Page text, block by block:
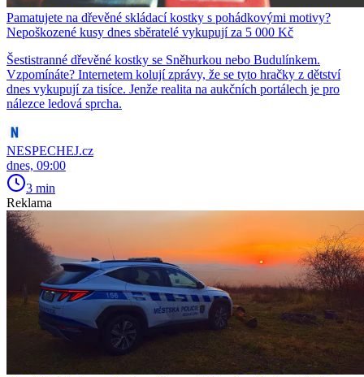
Pamatujete na dřevěné skládací kostky s pohádkovými motivy?
Nepoškozené kusy dnes sběratelé vykupují za 5 000 Kč
Šestistranné dřevěné kostky se Sněhurkou nebo Budulínkem.
Vzpomínáte? Internetem kolují zprávy, že se tyto hračky z dětství
dnes vykupují za tisíce. Jenže realita na aukčních portálech je pro
nálezce ledová sprcha.
NESPECHEJ.cz
dnes, 09:00
3 min
Reklama